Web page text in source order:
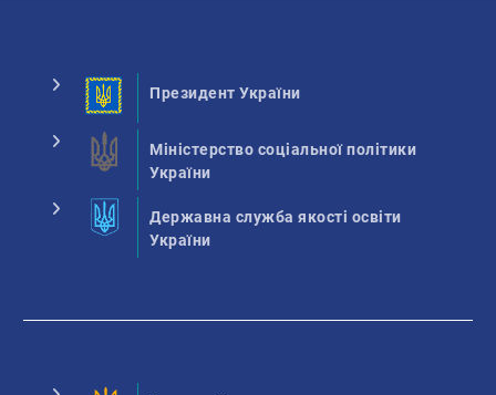
Президент України
Міністерство соціальної політики
України
Державна служба якості освіти
України